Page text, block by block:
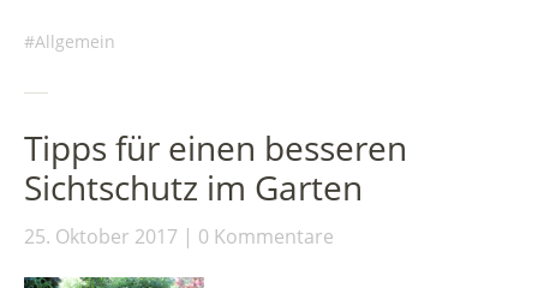
Allgemein
Tipps für einen besseren
Sichtschutz im Garten
25. Oktober 2017 0 Kommentare